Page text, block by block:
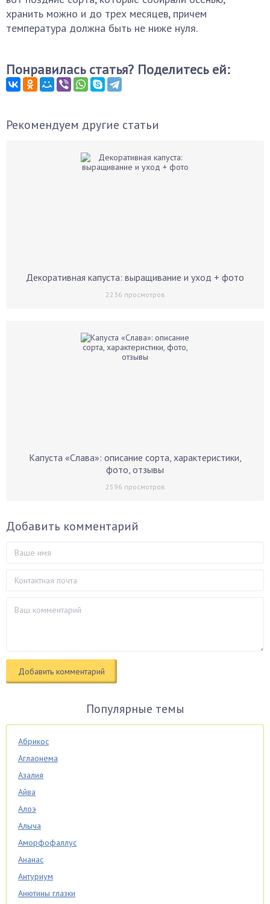
хранить можно и до трех месяцев, причем
температура должна быть не ниже нуля.
Понравилась статья? Поделитесь ей:
Рекомендуем другие статьи
Декоративная капуста: выращивание и уход + фото
2236 просмотров
Капуста «Слава»: описание сорта, характеристики,
фото, отзывы
2596 просмотров
Добавить комментарий
Популярные темы
Абрикос
Аглаонема
Азалия
Айва
Алоэ
Алыча
Аморфофаллус
Ананас
Антуриум
Анютины глазки